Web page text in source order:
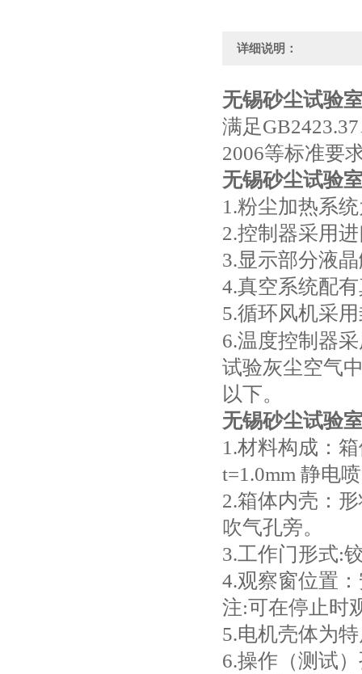
详细说明：
无锡砂尘试验
满足
2006等标准要
无锡砂尘试验
1.粉尘加热系
2.控制器采用
3.显示部分液
4.真空系统配
5.循环风机采
6.温度控制器
试验灰尘空气
以下。
无锡砂尘试验
1.材料构成：
t=1.0mm 静电
2.箱体内壳：
吹气孔旁。
3.工作门形式:
4.观察窗位置
注:可在停止时
5.电机壳体为
6.操作（测试